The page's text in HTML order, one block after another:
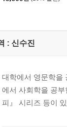
: 신수진
대학에서 영문학을
에서 사회학을 공
피』 시리즈 등이